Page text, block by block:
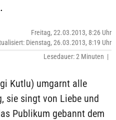
Freitag, 22.03.2013, 8:26 Uhr
Dienstag, 26.03.2013, 8:19 Uhr
Lesedauer: 2 Minuten |
Kutlu) umgarnt alle
sie singt von Liebe und
Publikum gebannt dem